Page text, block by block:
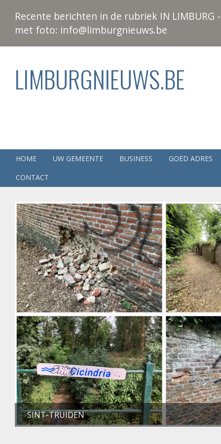
Recente berichten in de rubriek IN
met foto: info@limburgnieuws.be
LIMBURGNIEUWS.BE
HOME UW GEMEENTE BUSINESS
GOED ADRES
CONTACT
SINT-TRUIDEN